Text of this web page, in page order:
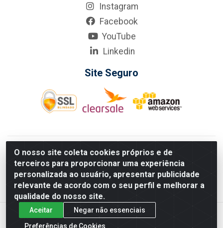
O nosso site coleta cookies próprios e de
terceiros para proporcionar uma experiência
personalizada ao usuário, apresentar publicidade
relevante de acordo com o seu perfil e melhorar a
qualidade do nosso site.
Aceitar
Negar não essenciais
Preferências de Cookies
Instagram
Facebook
YouTube
Linkedin
Site Seguro
KarneKeijo Logistica Integrada LTDA - Rod. Br-101 Sul, nº3700
- Barro, Recife/PE, 50900-400 CNPJ: 24.150.377/0001-95
Estados atendidos pela KarneKeijo: PE, PB e RN.